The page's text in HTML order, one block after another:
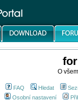
O
FAQ Hledat
Osobní nastavení